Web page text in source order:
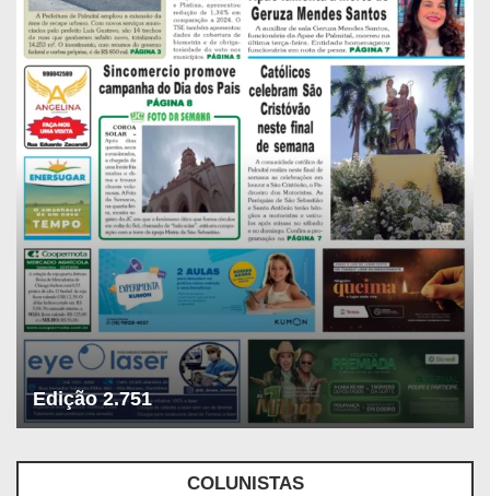
Edição 2.751
COLUNISTAS